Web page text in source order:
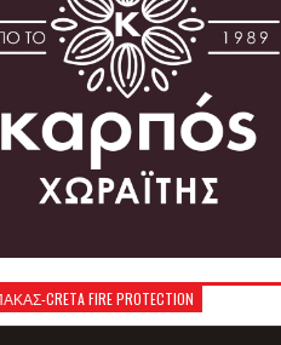
CRETA FIRE PROTECTION